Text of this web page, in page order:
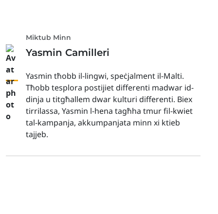
Miktub Minn
Yasmin Camilleri
Yasmin tħobb il-lingwi, speċjalment il-Malti.
Tħobb tesplora postijiet differenti madwar id-
dinja u titgħallem dwar kulturi differenti. Biex
tirrilassa, Yasmin l-hena tagħha tmur fil-kwiet
tal-kampanja, akkumpanjata minn xi ktieb
tajjeb.